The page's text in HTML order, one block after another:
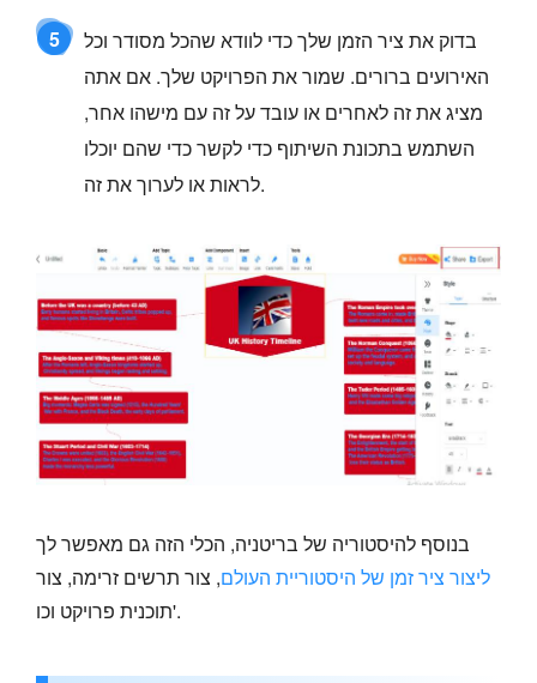
5
בדוק את ציר הזמן שלך כדי לוודא שהכל מסודר וכל
האירועים ברורים. שמור את הפרויקט שלך. אם אתה
מציג את זה לאחרים או עובד על זה עם מישהו אחר,
השתמש בתכונת השיתוף כדי לקשר כדי שהם יוכלו
לראות או לערוך את זה.
בנוסף להיסטוריה של בריטניה, הכלי הזה גם מאפשר לך
ליצור ציר זמן של היסטוריית העולם, צור תרשים זרימה, צור
תוכנית פרויקט וכו'.